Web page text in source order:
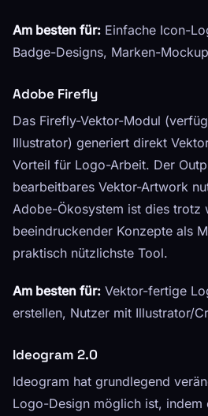
Am besten für: Einfache Icon-
Badge-Designs, Marken-
Adobe Firefly
Das Firefly-Vektor-Modul
Illustrator) generiert direkt
Vorteil für Logo-Arbeit. Der
bearbeitbares Vektor-Artwork
Adobe-Ökosystem ist dies trotz
beeindruckender Konzepte als
praktisch nützlichste Tool.
Am besten für: Vektor-fertige
erstellen, Nutzer mit Illustrator/
Ideogram 2.0
Ideogram hat grundlegend
Logo-Design möglich ist, indem